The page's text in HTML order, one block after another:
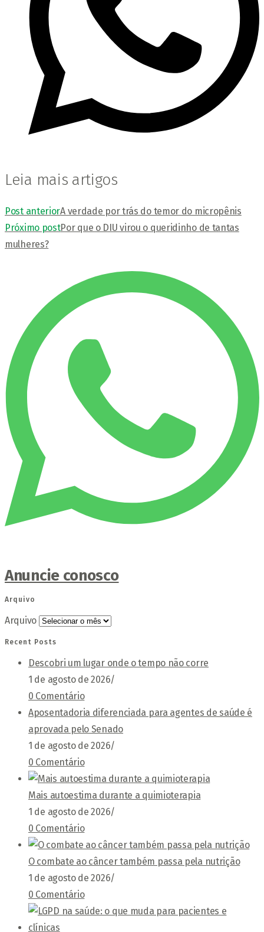
Leia mais artigos
Post anteriorA verdade por trás do temor do micropênis
Próximo postPor que o DIU virou o queridinho de tantas
mulheres?
Anuncie conosco
Arquivo
Arquivo
Recent Posts
Descobri um lugar onde o tempo não corre
1 de agosto de 2026/
0 Comentário
Aposentadoria diferenciada para agentes de saúde é
aprovada pelo Senado
1 de agosto de 2026/
0 Comentário
Mais autoestima durante a quimioterapia
1 de agosto de 2026/
0 Comentário
O combate ao câncer também passa pela nutrição
1 de agosto de 2026/
0 Comentário